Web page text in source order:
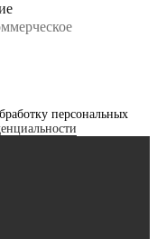
персональных